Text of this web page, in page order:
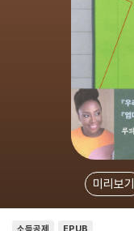
미리보기
소득공제 EPUB